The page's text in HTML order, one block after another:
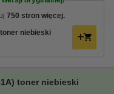
750 stron więcej.
niebieski
toner niebieski